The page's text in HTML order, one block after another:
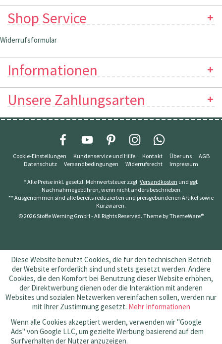
Shop Service
Widerrufsformular
Informationen
Unsere Zahlungsarten
Cookie-Einstellungen Kundenservice und Hilfe Kontakt Über uns
AGB
Datenschutz
Versandbedingungen Widerrufsrecht Impressum
* Alle Preise inkl. gesetzl. Mehrwertsteuer zzgl. Versandkosten und ggf.
Nachnahmegebühren, wenn nicht anders beschrieben
** Ausgenommen sind alle bereits reduzierten und preisgebundenen Artikel sowie
Kurzwaren.
© 2026 Stoffe Werning GmbH - All Rights Reserved. Theme byThemeWare®
Diese Website benutzt Cookies, die für den technischen Betrieb
der Website erforderlich sind und stets gesetzt werden. Andere
Cookies, die den Komfort bei Benutzung dieser Website erhöhen,
der Direktwerbung dienen oder die Interaktion mit anderen
Websites und sozialen Netzwerken vereinfachen sollen, werden nur
mit Ihrer Zustimmung gesetzt. Mehr Informationen
Wenn alle Cookies akzeptiert werden, verwenden wir "Google
Ads" von Google LLC, um gezielte Werbung basierend auf dem
Surfverhalten der Nutzer anzuzeigen.